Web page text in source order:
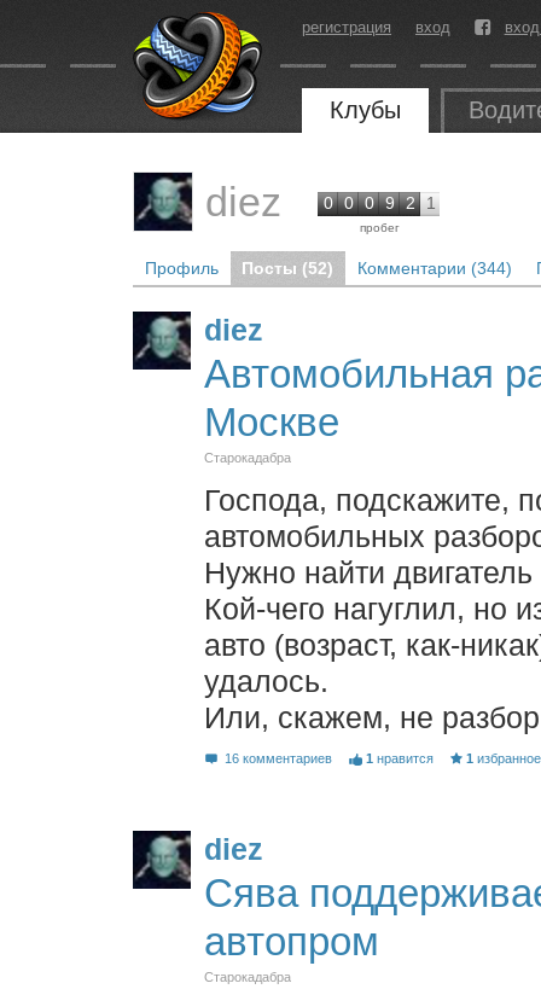
регистрация вход
Клубы
diez 0 0 0 9 2 1
пробег
Профиль Посты (52) Комментарии (344)
diez
Автомобильная
Москве
Старокадабра
Господа, подскажите,
автомобильных
Нужно найти
Кой-чего нагуглил, но
авто (возраст, как-
удалось.
Или, скажем, не
16 комментариев 1 нравится 1 избранное
diez
Сява
автопром
Старокадабра